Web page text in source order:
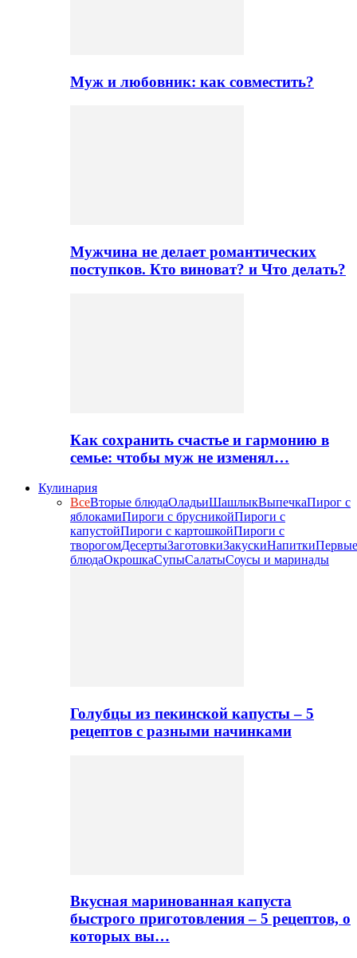
Муж и любовник: как совместить?
Мужчина не делает романтических
поступков. Кто виноват? и Что делать?
Как сохранить счастье и гармонию в
семье: чтобы муж не изменял…
Кулинария
ВсеВторые блюдаОладьиШашлыкВыпечкаПирог с
яблокамиПироги с брусникойПироги с
капустойПироги с картошкойПироги с
творогомДесертыЗаготовкиЗакускиНапиткиПервые
блюдаОкрошкаСупыСалатыСоусы и маринады
Голубцы из пекинской капусты – 5
рецептов с разными начинками
Вкусная маринованная капуста
быстрого приготовления – 5 рецептов, о
которых вы…